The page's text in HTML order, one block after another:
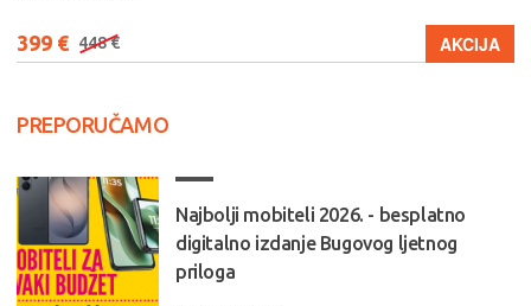
399 € 448 € AKCIJA
PREPORUČAMO
Najbolji mobiteli 2026. - besplatno
digitalno izdanje Bugovog ljetnog
priloga